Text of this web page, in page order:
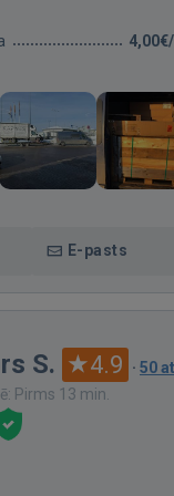
E-pasts
S. 4.9 · 50
Pirms 13 min.